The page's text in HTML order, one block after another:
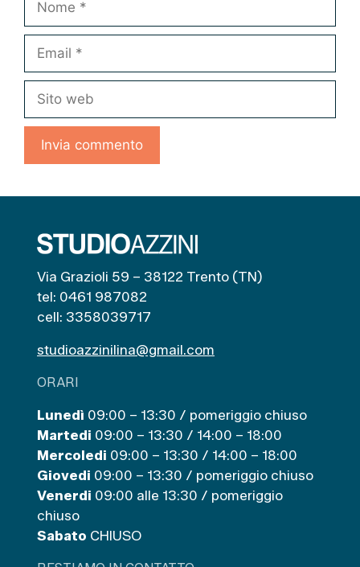
web
Via Grazioli 59 – 38122 Trento (TN)
tel: 0461 987082
cell: 3358039717
studioazzinilina@gmail.com
ORARI
Lunedì 09:00 – 13:30 / pomeriggio chiuso
Martedi 09:00 – 13:30 / 14:00 – 18:00
Mercoledi 09:00 – 13:30 / 14:00 – 18:00
Giovedi 09:00 – 13:30 / pomeriggio chiuso
Venerdi 09:00 alle 13:30 / pomeriggio
chiuso
Sabato CHIUSO